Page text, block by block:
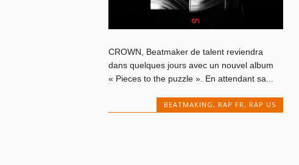
CROWN, Beatmaker de talent reviendra
dans quelques jours avec un nouvel album
« Pieces to the puzzle ». En attendant sa...
BEATMAKING, RAP FR, RAP US